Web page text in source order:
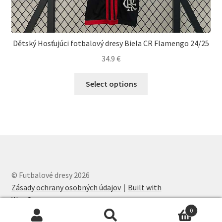
Dětský Hosťujúci fotbalový dresy Biela CR Flamengo 24/25
34.9 €
Select options
na
produktu.
© Futbalové dresy 2026
Zásady ochrany osobných údajov
Built with
WooCommerce.
0